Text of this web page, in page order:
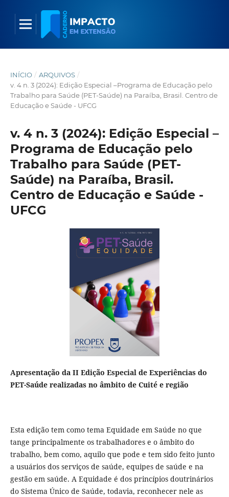
INÍCIO / ARQUIVOS /
v. 4 n. 3 (2024): Edição Especial –Programa de Educação pelo
Trabalho para Saúde (PET-Saúde) na Paraíba, Brasil. Centro de
Educação e Saúde - UFCG
v. 4 n. 3 (2024): Edição Especial –
Programa de Educação pelo
Trabalho para Saúde (PET-
Saúde) na Paraíba, Brasil.
Centro de Educação e Saúde -
UFCG
Apresentação da II Edição Especial de Experiências do
PET-Saúde realizadas no âmbito de Cuité e região
Esta edição tem como tema Equidade em Saúde no que
tange principalmente os trabalhadores e o âmbito do
trabalho, bem como, aquilo que pode e tem sido feito junto
a usuários dos serviços de saúde, equipes de saúde e na
gestão em saúde. A Equidade é dos princípios doutrinários
do Sistema Único de Saúde, todavia, reconhecer nele as